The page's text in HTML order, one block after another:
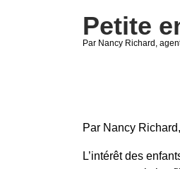
Petite
Par Nancy Richard ,
Par Nancy
L’intérêt des